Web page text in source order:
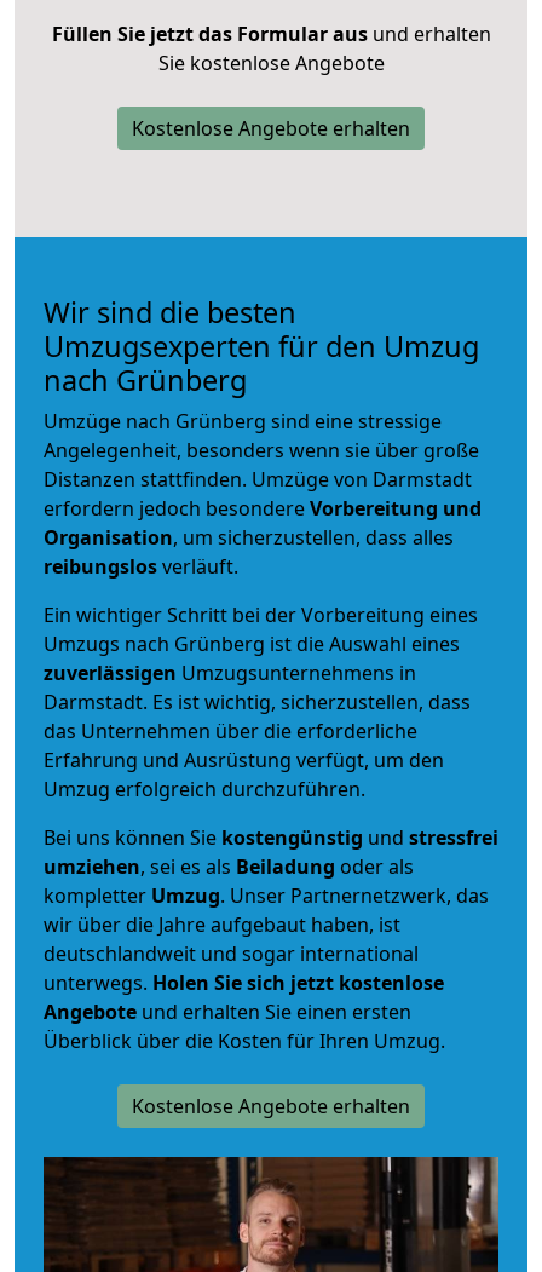
Füllen Sie jetzt das Formular ausund erhalten
Sie kostenlose Angebote
Kostenlose Angebote erhalten
Wir sind die besten
Umzugsexperten für den Umzug
nach Grünberg
Umzüge nach Grünberg sind eine stressige
Angelegenheit, besonders wenn sie über große
Distanzen stattfinden. Umzüge von Darmstadt
erfordern jedoch besondereVorbereitung und
Organisation, um sicherzustellen, dass alles
reibungslosverläuft.
Ein wichtiger Schritt bei der Vorbereitung eines
Umzugs nach Grünberg ist die Auswahl eines
zuverlässigen Umzugsunternehmens in
Darmstadt. Es ist wichtig, sicherzustellen, dass
das Unternehmen über die erforderliche
Erfahrung und Ausrüstung verfügt, um den
Umzug erfolgreich durchzuführen.
Bei uns können Sie kostengünstig und stressfrei
umziehen, sei es als Beiladung oder als
kompletter Umzug. Unser Partnernetzwerk, das
wir über die Jahre aufgebaut haben, ist
deutschlandweit und sogar international
unterwegs. Holen Sie sich jetzt kostenlose
Angebote und erhalten Sie einen ersten
Überblick über die Kosten für Ihren Umzug.
Kostenlose Angebote erhalten